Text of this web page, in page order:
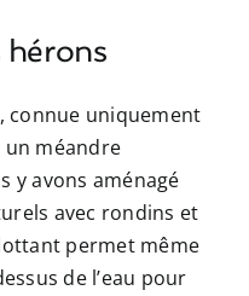
hérons
connue uniquement
un méandre
y avons aménagé
avec rondins et
permet même
de l’eau pour